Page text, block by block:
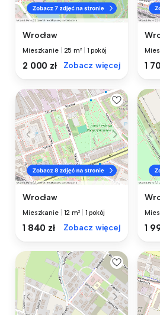
Wrocław
Mieszkanie 25 m² 1 pokój
2 000 zł Zobacz więcej 1
Wrocław
Mieszkanie 12 m² 1 pokój
1 840 zł Zobacz więcej 1